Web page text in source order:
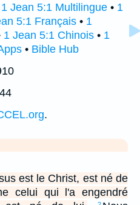
1 Jean 5:1 Multilingue • 1
5:1 Français • 1
1 Jean 5:1 Chinois • 1
• Bible Hub
.
est le Christ, est né de
celui qui l'a engendré